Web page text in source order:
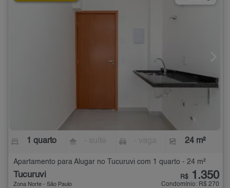
1 quarto 24 m²
Apartamento para Alugar no Tucuruvi com 1 quarto - 24 m²
Tucuruvi
Zona Norte - São Paulo
R$ 1.350
Condomínio: R$ 270